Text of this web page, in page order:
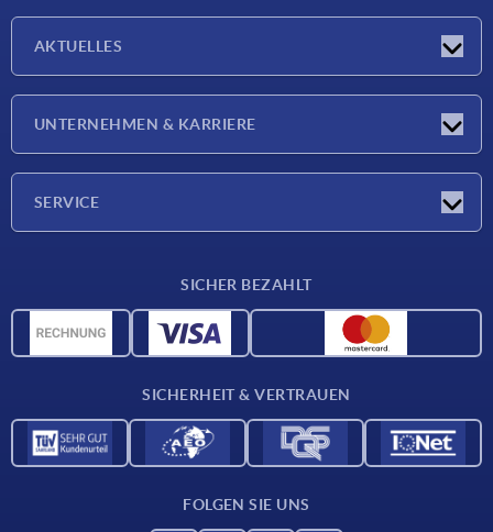
AKTUELLES
Presseberichte
UNTERNEHMEN & KARRIERE
SERVICE
Werkstoffübersicht
SICHER BEZAHLT
SICHERHEIT & VERTRAUEN
FOLGEN SIE UNS